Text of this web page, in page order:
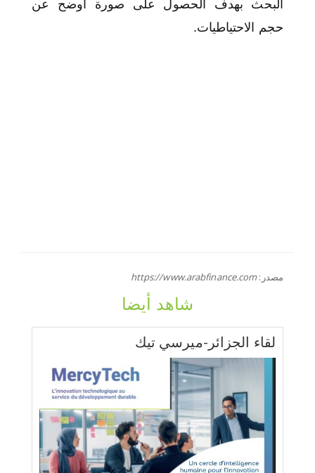
البحث بهدف الحصول على صورة أوضح عن
حجم الاحتياطيات.
مصدر:https://www.arabfinance.com
شاهد أيضا
لقاء الجزائر-ميرسي تيك